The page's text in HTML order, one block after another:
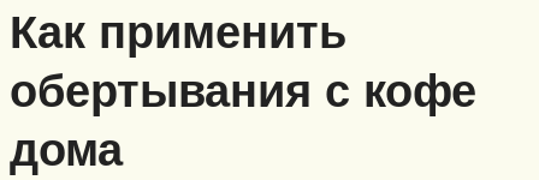
Как применить
обертывания с кофе
дома